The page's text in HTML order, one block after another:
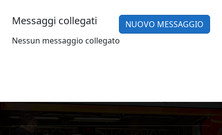
Messaggi collegati
NUOVO MESSAGGIO
Nessun messaggio collegato